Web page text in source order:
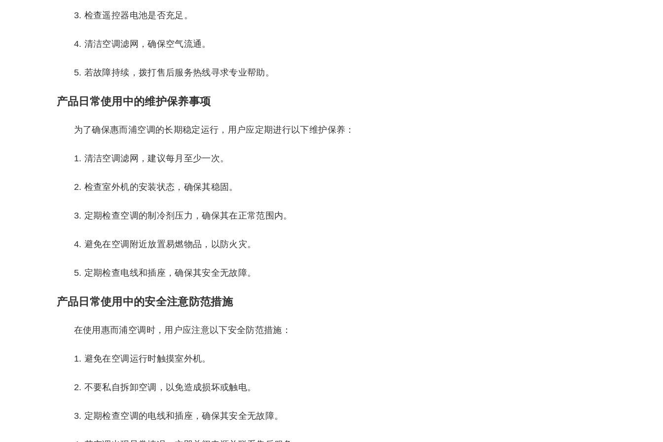
3. 检查遥控器电池是否充足。
4. 清洁空调滤网，确保空气流通。
5. 若故障持续，拨打售后服务热线寻求专业帮助。
产品日常使用中的维护保养事项
为了确保惠而浦空调的长期稳定运行，用户应定期进行以下维护保养：
1. 清洁空调滤网，建议每月至少一次。
2. 检查室外机的安装状态，确保其稳固。
3. 定期检查空调的制冷剂压力，确保其在正常范围内。
4. 避免在空调附近放置易燃物品，以防火灾。
5. 定期检查电线和插座，确保其安全无故障。
产品日常使用中的安全注意防范措施
在使用惠而浦空调时，用户应注意以下安全防范措施：
1. 避免在空调运行时触摸室外机。
2. 不要私自拆卸空调，以免造成损坏或触电。
3. 定期检查空调的电线和插座，确保其安全无故障。